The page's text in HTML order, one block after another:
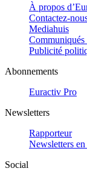
À propos
Contactez-
Mediahuis
Communiqués
Publicité
Abonnements
Euractiv Pro
Newsletters
Rapporteur
Newsletters
Social